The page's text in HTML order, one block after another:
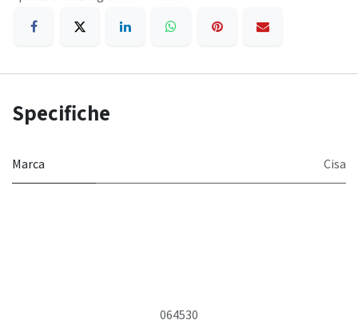
Specifiche
Marca Cisa
064530